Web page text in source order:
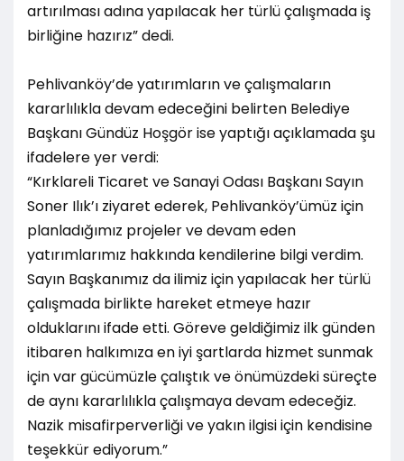
artırılması adına yapılacak her türlü çalışmada iş
birliğine hazırız” dedi.
Pehlivanköy’de yatırımların ve çalışmaların
kararlılıkla devam edeceğini belirten Belediye
Başkanı Gündüz Hoşgör ise yaptığı açıklamada şu
ifadelere yer verdi:
“Kırklareli Ticaret ve Sanayi Odası Başkanı Sayın
Soner Ilık’ı ziyaret ederek, Pehlivanköy’ümüz için
planladığımız projeler ve devam eden
yatırımlarımız hakkında kendilerine bilgi verdim.
Sayın Başkanımız da ilimiz için yapılacak her türlü
çalışmada birlikte hareket etmeye hazır
olduklarını ifade etti. Göreve geldiğimiz ilk günden
itibaren halkımıza en iyi şartlarda hizmet sunmak
için var gücümüzle çalıştık ve önümüzdeki süreçte
de aynı kararlılıkla çalışmaya devam edeceğiz.
Nazik misafirperverliği ve yakın ilgisi için kendisine
teşekkür ediyorum.”